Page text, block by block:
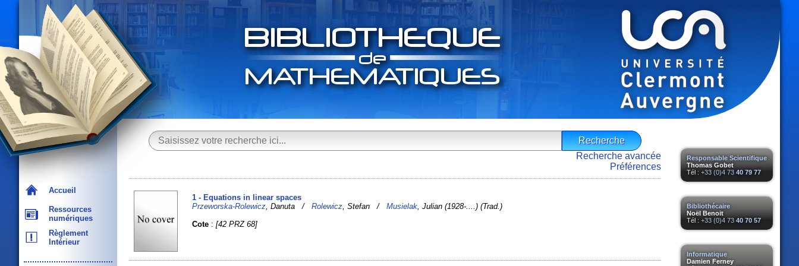
Accueil
Ressources
numériques
Règlement
Intérieur
Responsable Scientifique
Thomas Gobet
Tél : +33 (0)4 73 40 79 77
Bibliothécaire
Noël Benoit
Tél : +33 (0)4 73 40 70 57
Informatique
Damien Ferney
Recherche avancée
Préférences
1 - Equations in linear spaces
Przeworska-Rolewicz , Danuta /Rolewicz , Stefan /Musielak , Julian (1928-....) (Trad.)
Cote :[42 PRZ 68]